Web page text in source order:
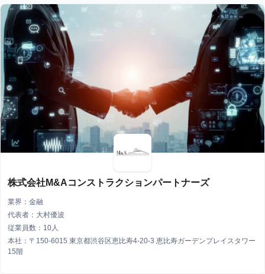
株式会社M&Aコンストラクションパートナーズ
業界：金融
代表者：大村優波
従業員数：10人
本社：〒150-6015 東京都渋谷区恵比寿4-20-3 恵比寿ガーデンプレイスタワー
15階